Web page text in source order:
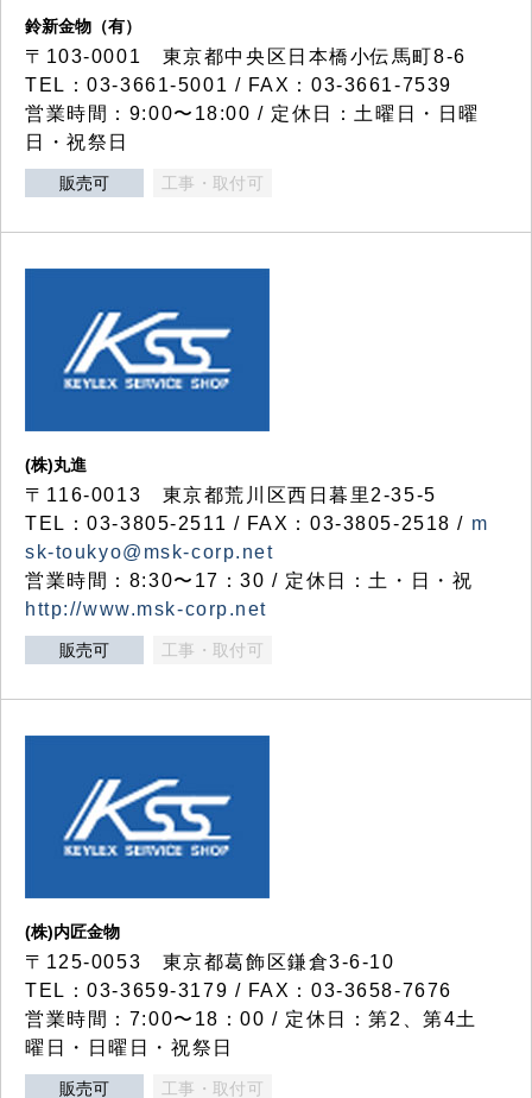
鈴新金物（有）
〒103-0001 東京都中央区日本橋小伝馬町8-6
TEL：03-3661-5001 / FAX：03-3661-7539
営業時間：9:00〜18:00 / 定休日：土曜日・日曜
日・祝祭日
販売可 工事・取付可
(株)丸進
〒116-0013 東京都荒川区西日暮里2-35-5
TEL：03-3805-2511 / FAX：03-3805-2518 / m
sk-toukyo@msk-corp.net
営業時間：8:30〜17：30 / 定休日：土・日・祝
http://www.msk-corp.net
販売可 工事・取付可
(株)内匠金物
〒125-0053 東京都葛飾区鎌倉3-6-10
TEL：03-3659-3179 / FAX：03-3658-7676
営業時間：7:00〜18：00 / 定休日：第2、第4土
曜日・日曜日・祝祭日
販売可 工事・取付可